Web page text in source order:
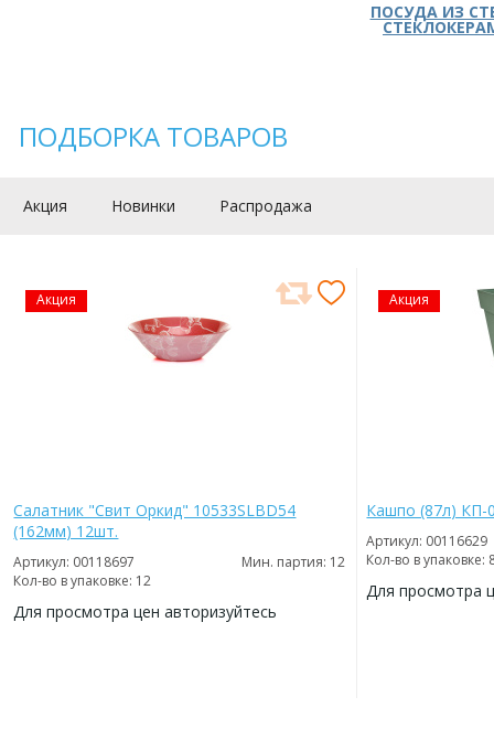
ПОСУДА ИЗ
ПОДБОРКА ТОВАРОВ
Акция Новинки Распродажа
Акция
Салатник "Свит Оркид" 10533SLBD54
(162мм) 12шт.
Артикул: 00118697
Мин. партия: 12
Кол-во в упаковке: 12
Для просмотра цен авторизуйтесь
Акция
Кашпо (87л) КП-
Артикул: 00116629
Кол-во в упаковке:
Для просмотра